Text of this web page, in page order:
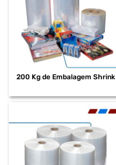
200 Kg de Embalagem Shrink